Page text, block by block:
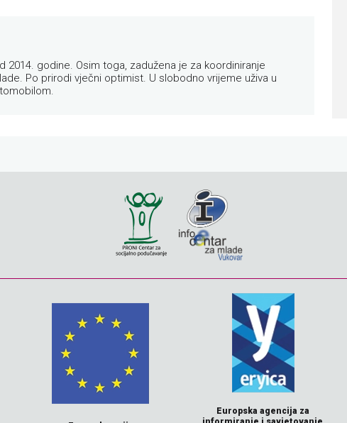
2014. godine. Osim toga, zadužena je za koordiniranje
Po prirodi vječni optimist. U slobodno vrijeme uživa u
Europska agencija za